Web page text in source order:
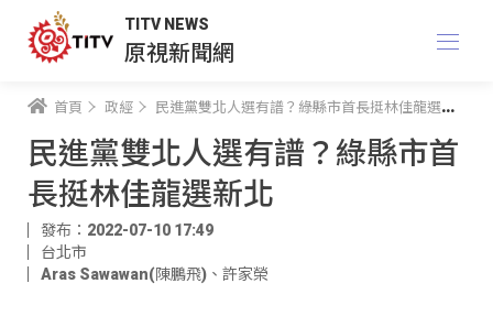
TITV NEWS
原視新聞網
首頁 政經 民進黨雙北人選有譜？綠縣市首長挺林佳龍選新北
民進黨雙北人選有譜？綠縣市首
長挺林佳龍選新北
發布：2022-07-10 17:49
台北市
Aras Sawawan(陳鵬飛) 、 許家榮